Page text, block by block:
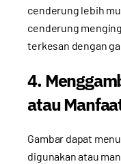
cenderung lebih
cenderung
terkesan dengan
4.
atau
Gambar dapat
digunakan atau